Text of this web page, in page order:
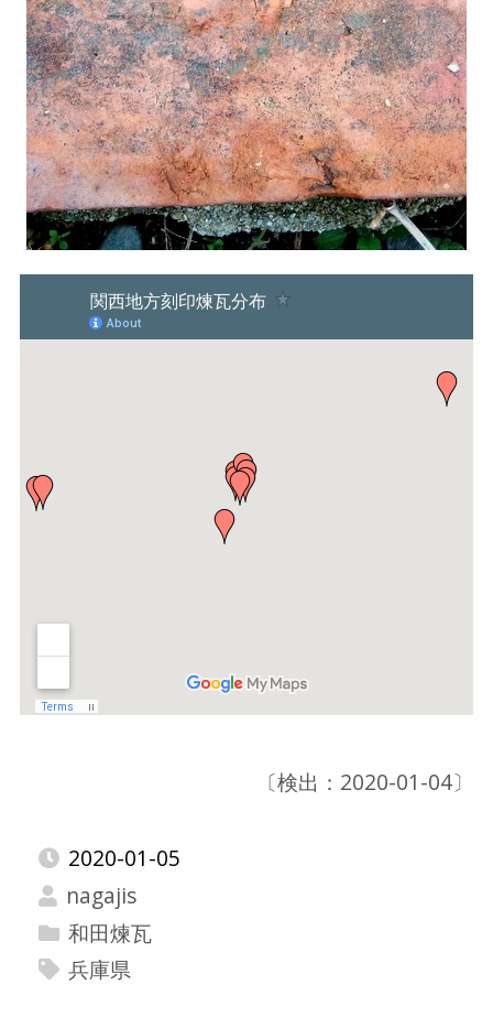
〔検出：2020-01-04〕
2020-01-05
nagajis
和田煉瓦
兵庫県